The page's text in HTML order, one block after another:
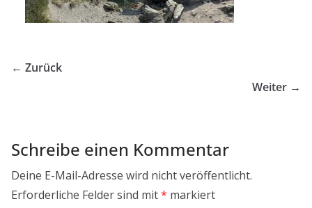
← Zurück
Weiter →
Schreibe einen Kommentar
Deine E-Mail-Adresse wird nicht veröffentlicht.
Erforderliche Felder sind mit* markiert